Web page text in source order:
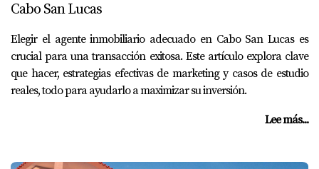
Cabo San Lucas
Elegir el agente inmobiliario adecuado en Cabo San Lucas es
crucial para una transacción exitosa. Este artículo explora clave
que hacer, estrategias efectivas de marketing y casos de estudio
reales, todo para ayudarlo a maximizar su inversión.
Lee más...